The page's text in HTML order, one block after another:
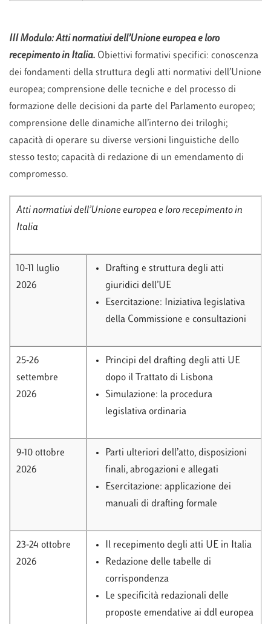
III Modulo: Atti normativi dell’Unione europea e loro
recepimento in Italia. Obiettivi formativi specifici: conoscenza
dei fondamenti della struttura degli atti normativi dell’Unione
europea; comprensione delle tecniche e del processo di
formazione delle decisioni da parte del Parlamento europeo;
comprensione delle dinamiche all’interno dei triloghi;
capacità di operare su diverse versioni linguistiche dello
stesso testo; capacità di redazione di un emendamento di
compromesso.
Atti normativi dell’Unione europea e loro recepimento in
Italia
10-11 luglio
2026
Drafting e struttura degli atti
giuridici dell’UE
Esercitazione: Iniziativa legislativa
della Commissione e consultazioni
25-26
settembre
2026
Principi del drafting degli atti UE
dopo il Trattato di Lisbona
Simulazione: la procedura
legislativa ordinaria
9-10 ottobre
2026
Parti ulteriori dell’atto, disposizioni
finali, abrogazioni e allegati
Esercitazione: applicazione dei
manuali di drafting formale
23-24 ottobre
2026
Il recepimento degli atti UE in Italia
Redazione delle tabelle di
corrispondenza
Le specificità redazionali delle
proposte emendative ai ddl europea